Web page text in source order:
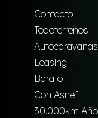
Contacto
Todoterrenos
Autocaravanas
Leasing
Barato
Con Asnef
30.000km Año